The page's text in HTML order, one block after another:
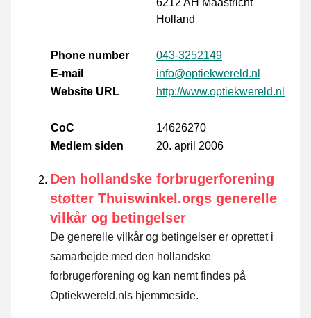
6212 AH Maastricht
Holland
Phone number
043-3252149
E-mail
info@optiekwereld.nl
Website URL
http://www.optiekwereld.nl
CoC
14626270
Medlem siden
20. april 2006
Den hollandske forbrugerforening
støtter Thuiswinkel.orgs generelle
vilkår og betingelser
De generelle vilkår og betingelser er oprettet i
samarbejde med den hollandske
forbrugerforening og kan nemt findes på
Optiekwereld.nls hjemmeside.